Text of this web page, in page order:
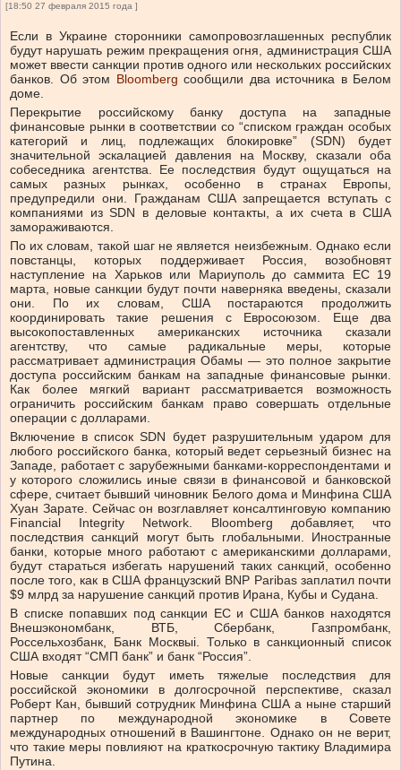
[18:50 27 февраля 2015 года ]
Если в Украине сторонники самопровозглашенных республик
будут нарушать режим прекращения огня, администрация США
может ввести санкции против одного или нескольких российских
банков. Об этом Bloomberg сообщили два источника в Белом
доме.
Перекрытие российскому банку доступа на западные
финансовые рынки в соответствии со “списком граждан особых
категорий и лиц, подлежащих блокировке” (SDN) будет
значительной эскалацией давления на Москву, сказали оба
собеседника агентства. Ее последствия будут ощущаться на
самых разных рынках, особенно в странах Европы,
предупредили они. Гражданам США запрещается вступать с
компаниями из SDN в деловые контакты, а их счета в США
замораживаются.
По их словам, такой шаг не является неизбежным. Однако если
повстанцы, которых поддерживает Россия, возобновят
наступление на Харьков или Мариуполь до саммита ЕС 19
марта, новые санкции будут почти наверняка введены, сказали
они. По их словам, США постараются продолжить
координировать такие решения с Евросоюзом. Еще два
высокопоставленных американских источника сказали
агентству, что самые радикальные меры, которые
рассматривает администрация Обамы — это полное закрытие
доступа российским банкам на западные финансовые рынки.
Как более мягкий вариант рассматривается возможность
ограничить российским банкам право совершать отдельные
операции с долларами.
Включение в список SDN будет разрушительным ударом для
любого российского банка, который ведет серьезный бизнес на
Западе, работает с зарубежными банками-корреспондентами и
у которого сложились иные связи в финансовой и банковской
сфере, считает бывший чиновник Белого дома и Минфина США
Хуан Зарате. Сейчас он возглавляет консалтинговую компанию
Financial Integrity Network. Bloomberg добавляет, что
последствия санкций могут быть глобальными. Иностранные
банки, которые много работают с американскими долларами,
будут стараться избегать нарушений таких санкций, особенно
после того, как в США французский BNP Paribas заплатил почти
$9 млрд за нарушение санкций против Ирана, Кубы и Судана.
В списке попавших под санкции ЕС и США банков находятся
Внешэкономбанк, ВТБ, Сбербанк, Газпромбанк,
Россельхозбанк, Банк Москвыi. Только в санкционный список
США входят “СМП банк” и банк “Россия”.
Новые санкции будут иметь тяжелые последствия для
российской экономики в долгосрочной перспективе, сказал
Роберт Кан, бывший сотрудник Минфина США а ныне старший
партнер по международной экономике в Совете
международных отношений в Вашингтоне. Однако он не верит,
что такие меры повлияют на краткосрочную тактику Владимира
Путина.